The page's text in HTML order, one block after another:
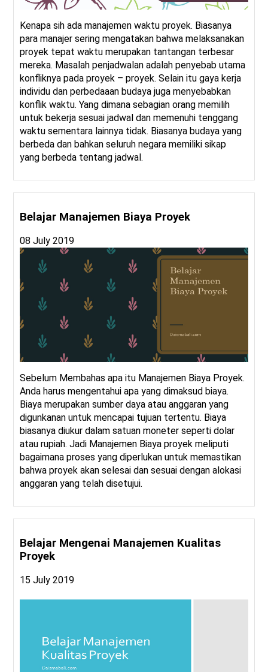
Kenapa sih ada manajemen waktu proyek. Biasanya
para manajer sering mengatakan bahwa melaksanakan
proyek tepat waktu merupakan tantangan terbesar
mereka. Masalah penjadwalan adalah penyebab utama
konfliknya pada proyek – proyek. Selain itu gaya kerja
individu dan perbedaaan budaya juga menyebabkan
konflik waktu. Yang dimana sebagian orang memilih
untuk bekerja sesuai jadwal dan memenuhi tenggang
waktu sementara lainnya tidak. Biasanya budaya yang
berbeda dan bahkan seluruh negara memiliki sikap
yang berbeda tentang jadwal.
Belajar Manajemen Biaya Proyek
08 July 2019
Sebelum Membahas apa itu Manajemen Biaya Proyek.
Anda harus mengentahui apa yang dimaksud biaya.
Biaya merupakan sumber daya atau anggaran yang
digunkanan untuk mencapai tujuan tertentu. Biaya
biasanya diukur dalam satuan moneter seperti dolar
atau rupiah. Jadi Manajemen Biaya proyek meliputi
bagaimana proses yang diperlukan untuk memastikan
bahwa proyek akan selesai dan sesuai dengan alokasi
anggaran yang telah disetujui.
Belajar Mengenai Manajemen Kualitas
Proyek
15 July 2019